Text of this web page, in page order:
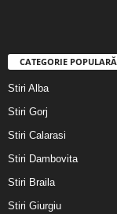
CATEGORIE POPULARĂ
Stiri Alba
Stiri Gorj
Stiri Calarasi
Stiri Dambovita
Stiri Braila
Stiri Giurgiu